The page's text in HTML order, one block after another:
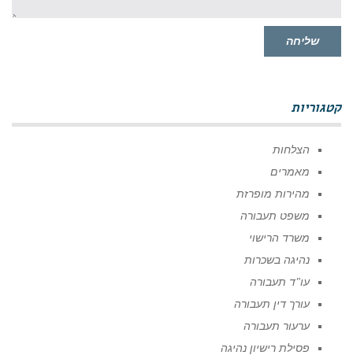
שליחה
קטגוריות
הצלחות
מאמרים
מהירות מופרזת
משפט תעבורה
משרד הרישוי
נהיגה בשכרות
עו"ד תעבורה
עורך דין תעבורה
ערעור תעבורה
פסילת רישיון נהיגה